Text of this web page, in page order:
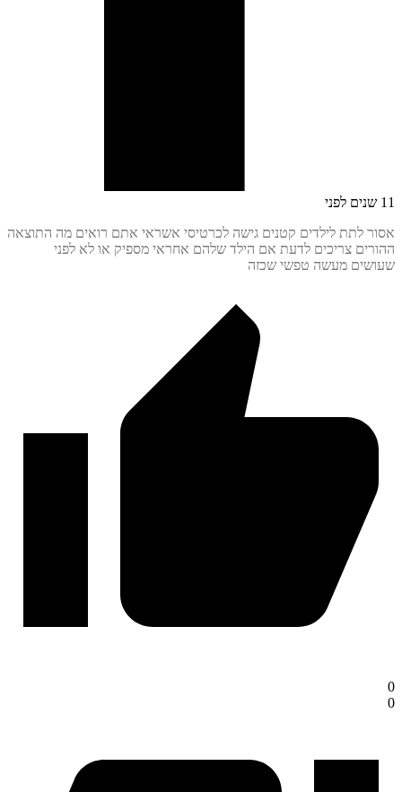
לתת לילדים קטנים גישה לכרטיסי אשראי אתם רואים מה התוצאה
צריכים לדעת אם הילד שלהם אחראי מספיק או לא לפני
מעשה טפשי שכזה